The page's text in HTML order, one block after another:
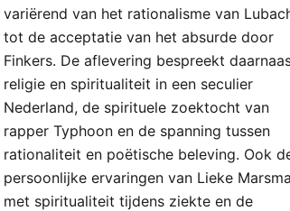
variërend van het rationalisme van
tot de acceptatie van het absurde door
Finkers. De aflevering bespreekt
religie en spiritualiteit in een seculier
Nederland, de spirituele zoektocht van
rapper Typhoon en de spanning tussen
rationaliteit en poëtische beleving. Ook
persoonlijke ervaringen van Lieke
met spiritualiteit tijdens ziekte en de